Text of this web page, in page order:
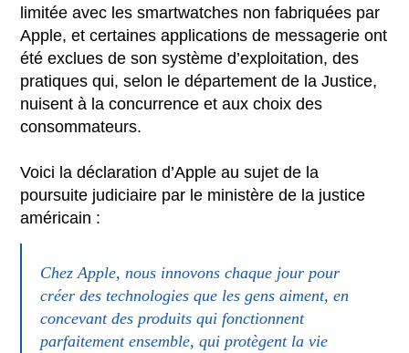
limitée avec les smartwatches non fabriquées par
Apple, et certaines applications de messagerie ont
été exclues de son système d’exploitation, des
pratiques qui, selon le département de la Justice,
nuisent à la concurrence et aux choix des
consommateurs.
Voici la déclaration d’Apple au sujet de la
poursuite judiciaire par le ministère de la justice
américain :
Chez Apple, nous innovons chaque jour pour
créer des technologies que les gens aiment, en
concevant des produits qui fonctionnent
parfaitement ensemble, qui protègent la vie